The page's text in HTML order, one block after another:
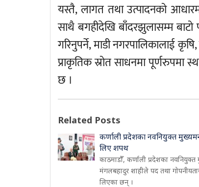
यस्तै, लागत तथा उत्पादनको
साथै बगहीदेखि बाँदरझुलासम्म बाटो
गरिनुपर्ने, माडी नगरपालिकालाई
प्राकृतिक स्रोत साधनमा पूर्णरुपमा
छ ।
Related Posts
कर्णाली प्रदेशका नवनियुक्त
लिए शपथ
काठमाडौँ, कर्णाली प्रदेशका नवनियुक्त
मंगलबहादुर शाहीले पद तथा
लिएका छन् ।